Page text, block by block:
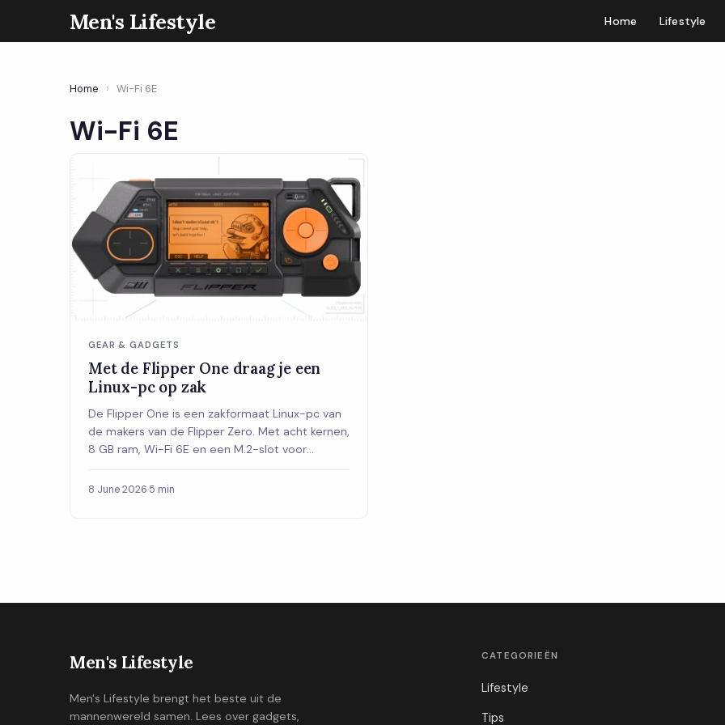
Men's Lifestyle Home Lifestyle
Home › Wi-Fi 6E
Wi-Fi 6E
GEAR & GADGETS
Met de Flipper One draag je een
Linux-pc op zak
De Flipper One is een zakformaat Linux-pc van
de makers van de Flipper Zero. Met acht kernen,
8 GB ram, Wi-Fi 6E en een M.2-slot voor
kleine gadget verwacht.
8 June 2026·5 min
Men's Lifestyle
Men's Lifestyle brengt het beste uit de
mannenwereld samen. Lees over gadgets,
CATEGORIEËN
Lifestyle
Tips